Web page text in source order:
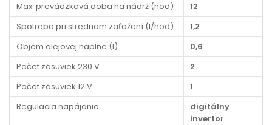
Max. prevádzková doba na nádrž (hod)
12
Spotreba pri strednom zaťažení (l/hod)
1,2
Objem olejovej náplne (l)
0,6
Počet zásuviek 230 V
2
Počet zásuviek 12 V
1
Regulácia napájania
digitálny
invertor